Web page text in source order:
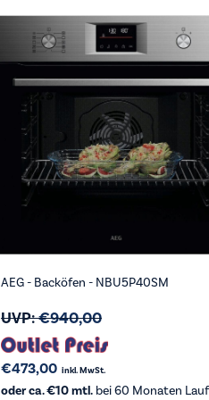
AEG - Backöfen - NBU5P40SM
UVP:€940,00
€473,00 inkl. MwSt.
oder ca. €10 mtl.bei 60 Monaten